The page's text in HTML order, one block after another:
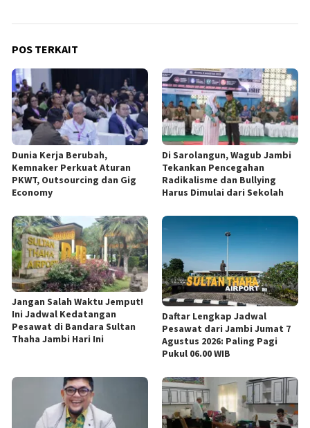
POS TERKAIT
Dunia Kerja Berubah,
Kemnaker Perkuat Aturan
PKWT, Outsourcing dan Gig
Economy
Di Sarolangun, Wagub Jambi
Tekankan Pencegahan
Radikalisme dan Bullying
Harus Dimulai dari Sekolah
Jangan Salah Waktu Jemput!
Ini Jadwal Kedatangan
Pesawat di Bandara Sultan
Thaha Jambi Hari Ini
Daftar Lengkap Jadwal
Pesawat dari Jambi Jumat 7
Agustus 2026: Paling Pagi
Pukul 06.00 WIB